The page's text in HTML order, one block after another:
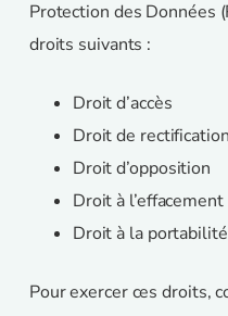
Protection des Données
droits suivants :
Droit d’accès
Droit de rectification
Droit d’opposition
Droit à
Droit à la portabilité
Pour exercer ces droits,